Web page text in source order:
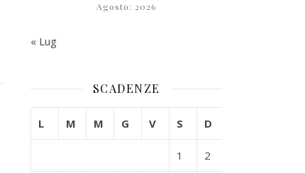
Agosto: 2026
« Lug
SCADENZE
L M M G V S D
1 2